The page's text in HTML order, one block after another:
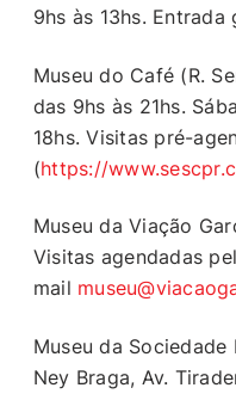
9hs às 13hs.
Museu do Café (R.
das 9hs às 21hs.
18hs. Visitas pré-
(https://
Museu da Viação
Visitas agendadas
mail
Museu da Sociedade
Ney Braga, Av.